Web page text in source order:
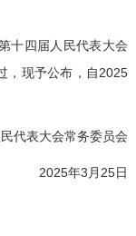
四届人民代表大会
，现予公布，自2025
代表大会常务委员会
2025年3月25日